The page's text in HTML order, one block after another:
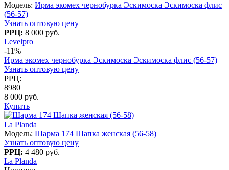
Модель: Ирма экомех чернобурка Эскимоска Эскимоска флис
(56-57)
Узнать оптовую цену
РРЦ: 8 000 руб.
Levelpro
-11%
Ирма экомех чернобурка Эскимоска Эскимоска флис (56-57)
Узнать оптовую цену
РРЦ:
8980
8 000 руб.
Купить
La Planda
Модель: Шарма 174 Шапка женская (56-58)
Узнать оптовую цену
РРЦ: 4 480 руб.
La Planda